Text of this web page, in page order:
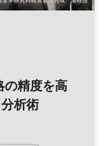
の精度を高
析術